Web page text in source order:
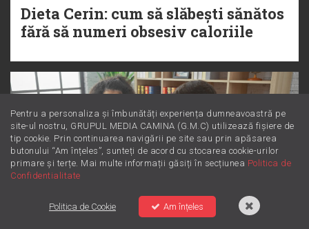
Dieta Cerin: cum să slăbești sănătos
fără să numeri obsesiv caloriile
Pentru a personaliza și îmbunătăți experiența dumneavoastră pe
site-ul nostru, GRUPUL MEDIA CAMINA (G.M.C) utilizează fișiere de
tip cookie. Prin continuarea navigării pe site sau prin apăsarea
butonului “Am înțeles”, sunteți de acord cu stocarea cookie-urilor
primare și terțe. Mai multe informații găsiți în secțiunea Politica de
Confidentialitate
Politica de Cookie Am înțeles